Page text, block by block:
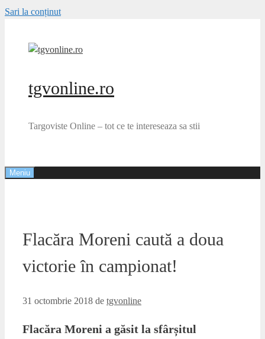
Sari la conținut
tgvonline.ro
Targoviste Online – tot ce te intereseaza sa stii
Meniu
Flacăra Moreni caută a doua
victorie în campionat!
31 octombrie 2018 de tgvonline
Flacăra Moreni a găsit la sfârșitul